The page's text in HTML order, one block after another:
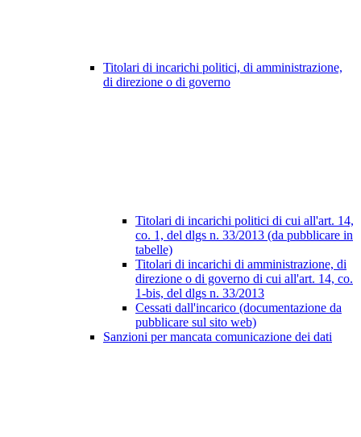
Titolari di incarichi politici, di amministrazione,
di direzione o di governo
Titolari di incarichi politici di cui all'art. 14,
co. 1, del dlgs n. 33/2013 (da pubblicare in
tabelle)
Titolari di incarichi di amministrazione, di
direzione o di governo di cui all'art. 14, co.
1-bis, del dlgs n. 33/2013
Cessati dall'incarico (documentazione da
pubblicare sul sito web)
Sanzioni per mancata comunicazione dei dati